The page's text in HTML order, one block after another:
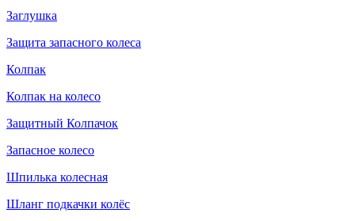
Заглушка
Защита запасного колеса
Колпак
Колпак на колесо
Защитный Колпачок
Запасное колесо
Шпилька колесная
Шланг подкачки колёс